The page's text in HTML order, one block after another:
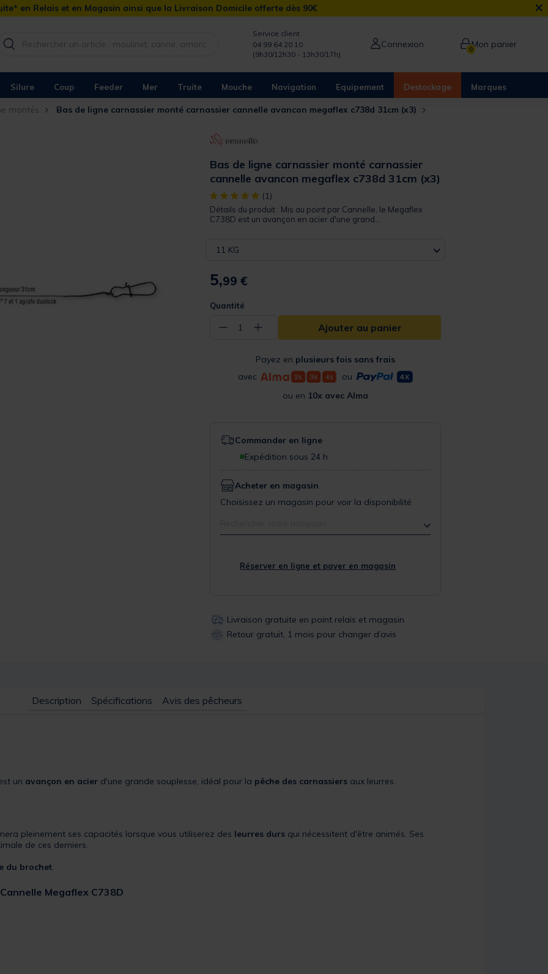
en Relais et en Magasin ainsi que la Livraison Domicile offerte dès 90€ ×
Service client
04 99 64 20 10
(9h30/12h30 - 13h30/17h)
Connexion 0Mon panier
Silure Coup Feeder Mer Truite Mouche Navigation Equipement Destockage Marques
montés Bas de ligne carnassier monté carnassier cannelle avancon megaflex c738d 31cm (x3)
Bas de ligne carnassier monté carnassier
cannelle avancon megaflex c738d 31cm (x3)
[object Object] out of 5 Customer Rating
(1)
Détails du produit : Mis au point par Cannelle, le Megaflex
C738D est un avançon en acier d'une grand...
11 KG
5,99 €
Quantité
− 1 + Ajouter au panier
Payez en plusieurs fois sans frais
avec
ou
ou en 10x avec Alma
Commander en ligne
Expédition sous 24 h
Acheter en magasin
Choisissez un magasin pour voir la disponibilité
Réserver en ligne et payer en magasin
Livraison gratuite en point relais et magasin
Retour gratuit, 1 mois pour changer d’avis
Description Spécifications Avis des pêcheurs
un avançon en acier d'une grande souplesse, idéal pour la pêche des carnassiers aux leurres.
pleinement ses capacités lorsque vous utiliserez des leurres durs qui nécessitent d'être animés. Ses
de ces derniers.
du brochet.
Megaflex C738D